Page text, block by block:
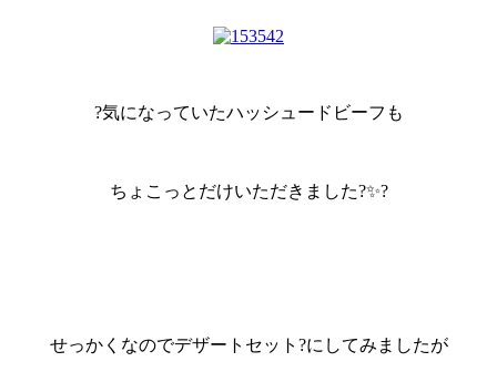
?気になっていたハッシュードビーフも
ちょこっとだけいただきました?✨?
せっかくなのでデザートセット?にしてみましたが